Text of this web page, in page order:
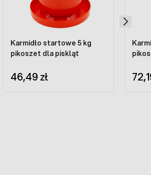
Karmidło startowe 5 kg
pikoszet dla piskląt
46,49 zł